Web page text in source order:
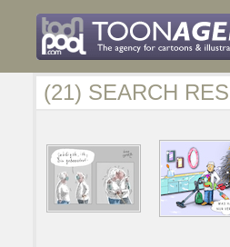
(21) SEARCH